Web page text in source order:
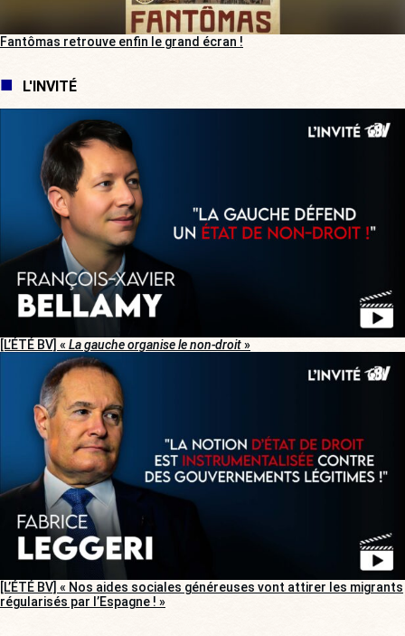
Fantômas retrouve enfin le grand écran !
L'INVITÉ
[L’ÉTÉ BV] « La gauche organise le non-droit»
[L’ÉTÉ BV] « Nos aides sociales généreuses vont attirer les migrants
régularisés par l’Espagne ! »